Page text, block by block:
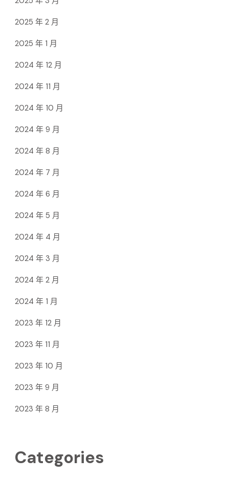
2025 年 2 月
2025 年 1 月
2024 年 12 月
2024 年 11 月
2024 年 10 月
2024 年 9 月
2024 年 8 月
2024 年 7 月
2024 年 6 月
2024 年 5 月
2024 年 4 月
2024 年 3 月
2024 年 2 月
2024 年 1 月
2023 年 12 月
2023 年 11 月
2023 年 10 月
2023 年 9 月
2023 年 8 月
Categories